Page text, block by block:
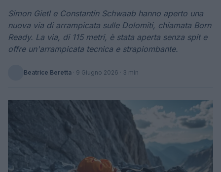
Simon Gietl e Constantin Schwaab hanno aperto una
nuova via di arrampicata sulle Dolomiti, chiamata Born
Ready. La via, di 115 metri, è stata aperta senza spit e
offre un'arrampicata tecnica e strapiombante.
Beatrice Beretta · 9 Giugno 2026 · 3 min